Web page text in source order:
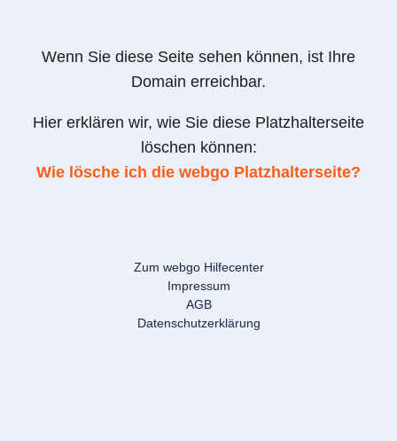
Wenn Sie diese Seite sehen können, ist Ihre
Domain erreichbar.
Hier erklären wir, wie Sie diese Platzhalterseite
löschen können:
Wie lösche ich die webgo Platzhalterseite?
Zum webgo Hilfecenter
Impressum
AGB
Datenschutzerklärung